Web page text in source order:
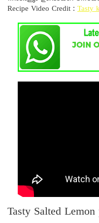
Recipe Video Credit : Tasty
Tasty Salted